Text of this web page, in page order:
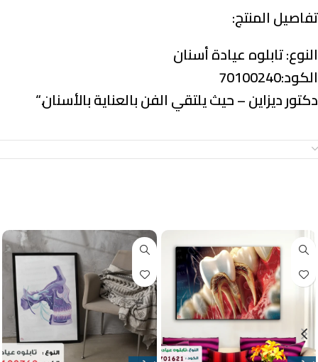
تفاصيل المنتج:
النوع:تابلوه عيادة أسنان
الكود:70100240
دكتور ديزاين – حيث يلتقي الفن بالعناية بالأسنان.“